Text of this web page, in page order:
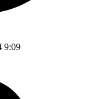
9:09